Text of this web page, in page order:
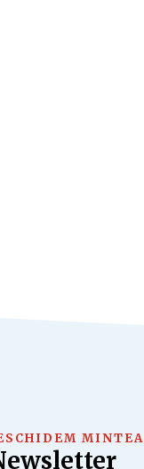
MINTEA